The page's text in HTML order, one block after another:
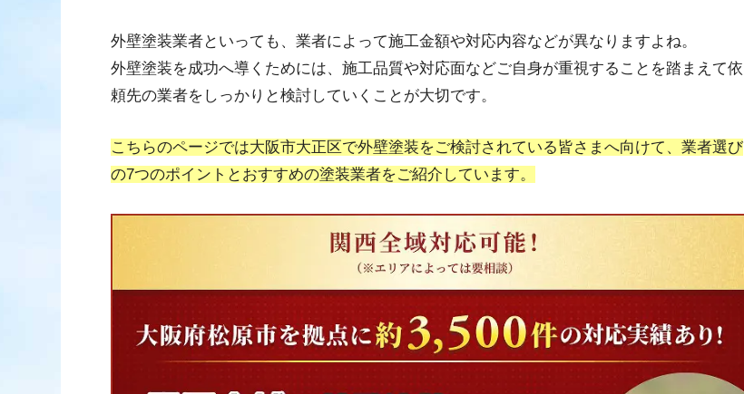
外壁塗装業者といっても、業者によって施工金額や対応内容などが異なりますよね。
外壁塗装を成功へ導くためには、施工品質や対応面などご自身が重視することを踏まえて依
頼先の業者をしっかりと検討していくことが大切です。
こちらのページでは大阪市大正区で外壁塗装をご検討されている皆さまへ向けて、業者選び
の7つのポイントとおすすめの塗装業者をご紹介しています。